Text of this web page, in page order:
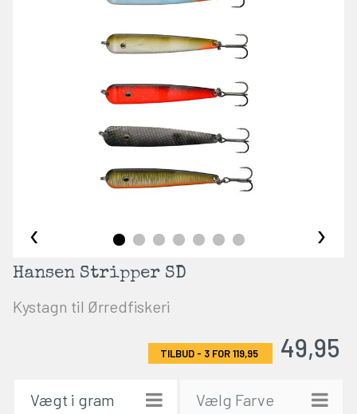
‹ ›
Hansen Stripper SD
Kystagn til Ørredfiskeri
49,95